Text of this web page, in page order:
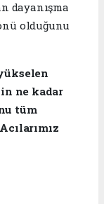
dayanışma
olduğunu
ne kadar
tüm